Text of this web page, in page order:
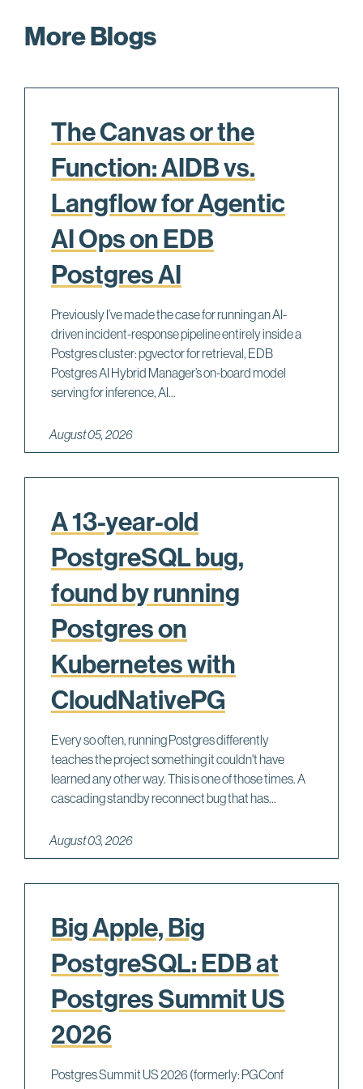
More Blogs
The Canvas or the
Function: AIDB vs.
Langflow for Agentic
AI Ops on EDB
Postgres AI
Previously I’ve made the case for running an AI-
driven incident-response pipeline entirely inside a
Postgres cluster: pgvector for retrieval, EDB
Postgres AI Hybrid Manager’s on-board model
serving for inference, AI...
August 05, 2026
A 13-year-old
PostgreSQL bug,
found by running
Postgres on
Kubernetes with
CloudNativePG
Every so often, running Postgres differently
teaches the project something it couldn't have
learned any other way. This is one of those times. A
cascading standby reconnect bug that has...
August 03, 2026
Big Apple, Big
PostgreSQL: EDB at
Postgres Summit US
2026
Postgres Summit US 2026 (formerly: PGConf